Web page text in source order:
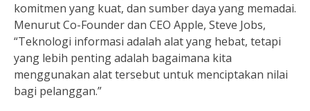
komitmen yang kuat, dan sumber daya yang memadai.
Menurut Co-Founder dan CEO Apple, Steve Jobs,
“Teknologi informasi adalah alat yang hebat, tetapi
yang lebih penting adalah bagaimana kita
menggunakan alat tersebut untuk menciptakan nilai
bagi pelanggan.”